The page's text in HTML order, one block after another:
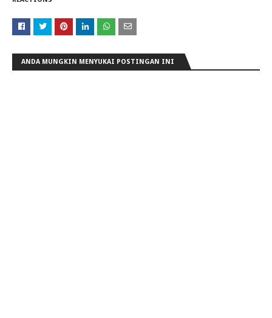
ANDA MUNGKIN MENYUKAI POSTINGAN INI